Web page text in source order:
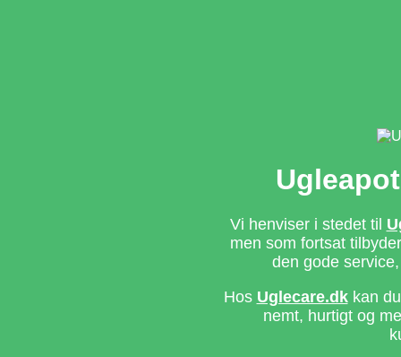
Vi henviser i stedet til
men som fortsat
den gode
Hos Uglecare.dkkan du
nemt, hurtigt og